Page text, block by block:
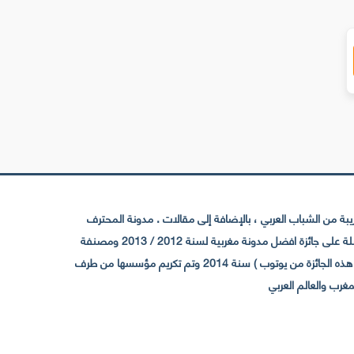
الشباب العربي ، بالإضافة إلى مقالات . مدونة المحترف
تأسست سنة 2009 حيث تستقطب الآن عدد كبير من الزوار من كافة ربوع الوطن العربي ، حيث ان مقرها الرئيسي بالمغرب و مديرها امين رغيب ،حاصلة على جائزة افضل مدونة مغربية لسنة 2012 / 2013 ومصنفة
ضمن افضل 10 مدونات عربية حسب المركز الدولي للصحفيين ICFJ سنة 2013 وحاصلة على الجائزة الفضية من يوتوب (اول قناة مغربية تحصل على هذه الجائزة من يوتوب ) سنة 2014 وتم تكريم مؤسسها من طرف